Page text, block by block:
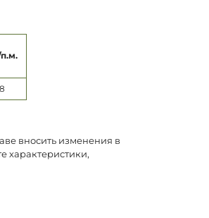
п.м.
вносить изменения в
характеристики,